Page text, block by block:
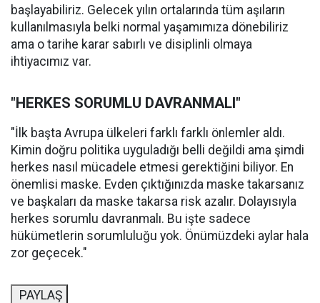
başlayabiliriz. Gelecek yılın ortalarında tüm aşıların
kullanılmasıyla belki normal yaşamımıza dönebiliriz
ama o tarihe karar sabırlı ve disiplinli olmaya
ihtiyacımız var.
"HERKES SORUMLU DAVRANMALI"
"İlk başta Avrupa ülkeleri farklı farklı önlemler aldı.
Kimin doğru politika uyguladığı belli değildi ama şimdi
herkes nasıl mücadele etmesi gerektiğini biliyor. En
önemlisi maske. Evden çıktığınızda maske takarsanız
ve başkaları da maske takarsa risk azalır. Dolayısıyla
herkes sorumlu davranmalı. Bu işte sadece
hükümetlerin sorumluluğu yok. Önümüzdeki aylar hala
zor geçecek."
PAYLAŞ